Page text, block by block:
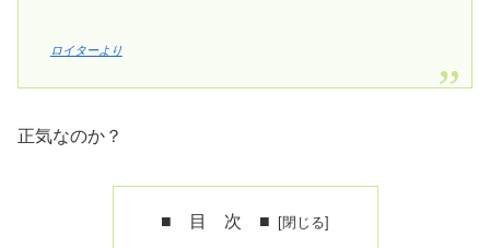
ロイターより
正気なのか？
■ 目 次 ■